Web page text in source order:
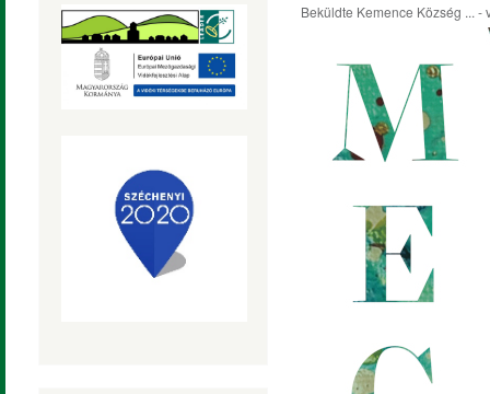
Beküldte Kemence Község ... -